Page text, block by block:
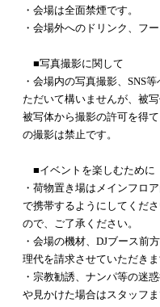
・会場は全面禁煙です。
・会場外へのドリンク、フ
■写真撮影に関して
・会場内の写真撮影、SNS
ただいて構いませんが、被
被写体から撮影の許可を得
の撮影は禁止です。
■イベントを楽しむために
・荷物置き場はメインフロ
で携帯するようにしてくだ
ので、ご了承ください。
・会場の機材、DJブース前
理代を請求させていただき
・宗教勧誘、ナンパ等の迷
や見かけた場合はスタッフま